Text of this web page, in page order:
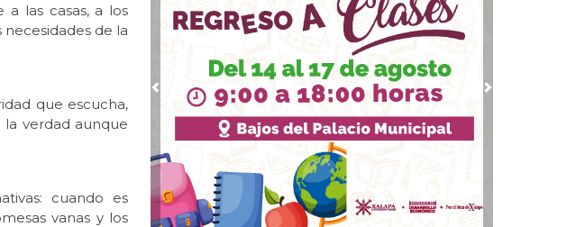
a las casas, a los
de la
que escucha,
verdad aunque
cuando es
vanas y los
Jul 03, 2026 / 09:38
El quinto partido
Jul 02, 2026 / 09:16
Llegar a los 74
Jul 01, 2026 / 09:33
Las piernas nacionales se han cubierto de gloria
Jun 30, 2026 / 09:28
El quinto juego
Jun 25, 2026 / 10:31
Una de cal: México va bien en el Mundial
Previous Next